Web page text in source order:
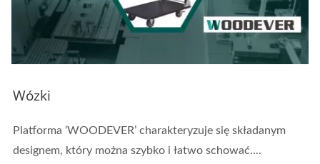
Wózki
Platforma ‘WOODEVER’ charakteryzuje się składanym
designem, który można szybko i łatwo schować....